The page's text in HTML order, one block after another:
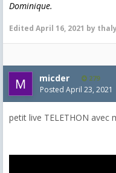
Dominique.
Edited April 16, 2021 by
micder 279
Posted April 23, 2021
petit live TELETHON avec